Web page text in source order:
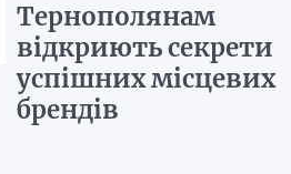
Тернополянам
відкриють секрети
успішних місцевих
брендів